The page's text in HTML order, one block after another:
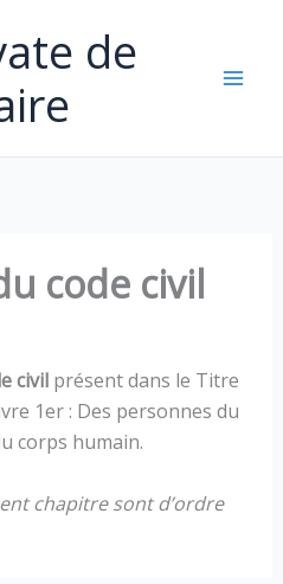
de
code civil
civilprésent dans le Titre
1er : Des personnes du
corps humain.
chapitre sont d’ordre